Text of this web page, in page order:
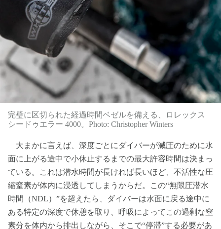
完璧に区切られた経過時間ベゼルを備える、ロレックス
シードゥエラー 4000。Photo: Christopher Winters
大まかに言えば、深度ごとにダイバーが減圧のために水
面に上がる途中で小休止するまでの最大許容時間は決まっ
ている。これは潜水時間が長ければ長いほど、不活性な圧
縮窒素が体内に浸透してしまうからだ。この“無限圧潜水
時間（NDL）”を超えたら、ダイバーは水面に戻る途中に
ある特定の深度で休憩を取り、呼吸によってこの過剰な窒
素分を体内から排出しながら、そこで“停滞”する必要があ